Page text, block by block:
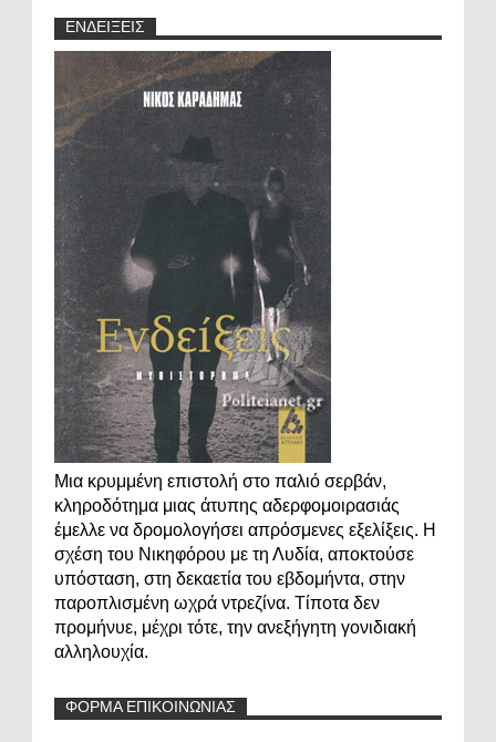
ΕΝΔΕΙΞΕΙΣ
Μια κρυμμένη επιστολή στο παλιό σερβάν,
κληροδότημα μιας άτυπης αδερφομοιρασιάς
έμελλε να δρομολογήσει απρόσμενες εξελίξεις. Η
σχέση του Νικηφόρου με τη Λυδία, αποκτούσε
υπόσταση, στη δεκαετία του εβδομήντα, στην
παροπλισμένη ωχρά ντρεζίνα. Τίποτα δεν
προμήνυε, μέχρι τότε, την ανεξήγητη γονιδιακή
αλληλουχία.
ΦΟΡΜΑ ΕΠΙΚΟΙΝΩΝΙΑΣ